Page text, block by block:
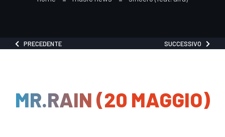
PRECEDENTE SUCCESSIVO
MR.RAIN (20 MAGGIO)